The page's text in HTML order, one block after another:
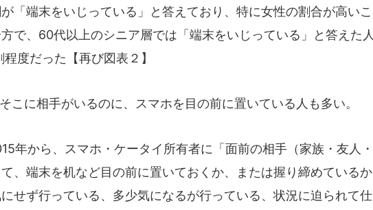
「端末をいじっている」と答えており、特に女性の割合が高いこ
で、60代以上のシニア層では「端末をいじっている」と答えた人
度だった【再び図表２】
こに相手がいるのに、スマホを目の前に置いている人も多い。
年から、スマホ・ケータイ所有者に「面前の相手（家族・友人・
、端末を机など目の前に置いておくか、または握り締めているか
せず行っている、多少気になるが行っている、状況に迫られて仕